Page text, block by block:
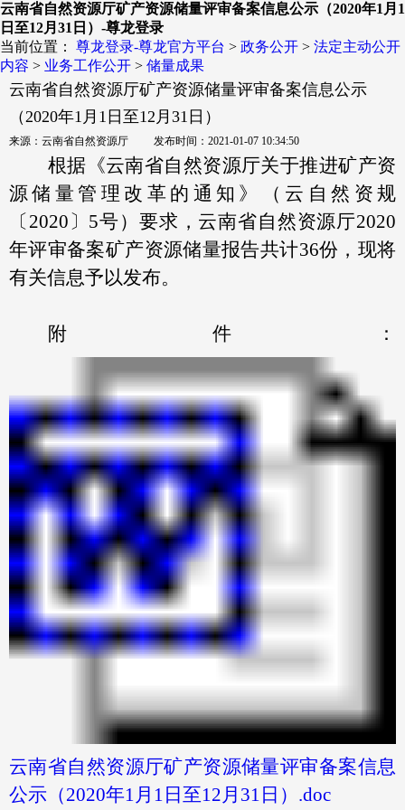
云南省自然资源厅矿产资源储量评审备案信息公示（2020年1月1
日至12月31日）-尊龙登录
当前位置： 尊龙登录-尊龙官方平台 > 政务公开 > 法定主动公开
内容 > 业务工作公开 > 储量成果
云南省自然资源厅矿产资源储量评审备案信息公示
（2020年1月1日至12月31日）
来源：云南省自然资源厅 发布时间：2021-01-07 10:34:50
根据《云南省自然资源厅关于推进矿产资
源储量管理改革的通知》（云自然资规
〔2020〕5号）要求，云南省自然资源厅2020
年评审备案矿产资源储量报告共计36份，现将
有关信息予以发布。
附件：
云南省自然资源厅矿产资源储量评审备案信息
公示（2020年1月1日至12月31日）.doc